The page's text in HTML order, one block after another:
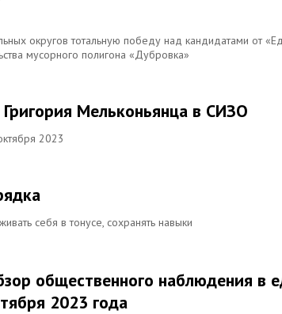
округов тотальную победу над кандидатами от
мусорного полигона «Дубровка»
Мельконьянца в СИЗО
2023
себя в тонусе, сохранять навыки
общественного наблюдения в
2023 года